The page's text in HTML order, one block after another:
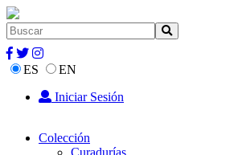
ES
EN
Iniciar Sesión
Colección
Curadurías